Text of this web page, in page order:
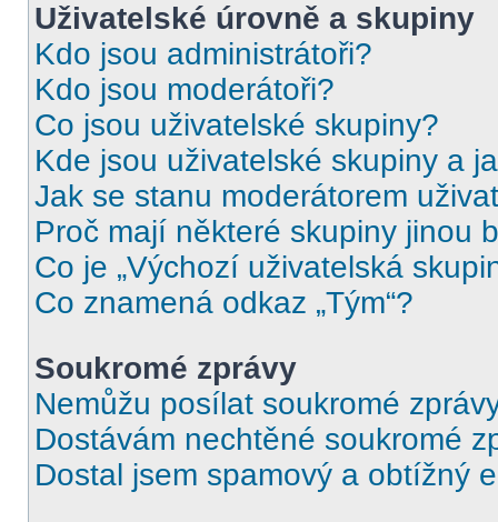
Uživatelské úrovně a skupiny
Kdo jsou administrátoři?
Kdo jsou moderátoři?
Co jsou uživatelské skupiny?
Kde jsou uživatelské skupiny a
Jak se stanu moderátorem
Proč mají některé skupiny jinou
Co je „Výchozí uživatelská
Co znamená odkaz „Tým“?
Soukromé zprávy
Nemůžu posílat soukromé
Dostávám nechtěné soukromé
Dostal jsem spamový a obtížný